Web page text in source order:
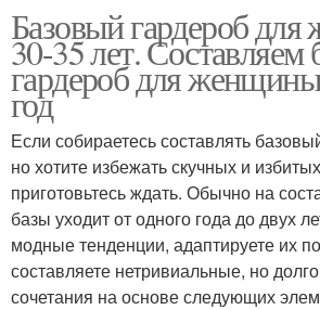
Базовый гардероб
30-35 лет. Составляем
гардероб для
год
Если собираетесь составлять
но хотите избежать скучных и
приготовьтесь ждать. Обычно на
базы уходит от одного года до двух
модные тенденции, адаптируете их
составляете нетривиальные, но
сочетания на основе следующих